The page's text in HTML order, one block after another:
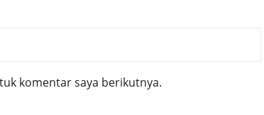
komentar saya berikutnya.